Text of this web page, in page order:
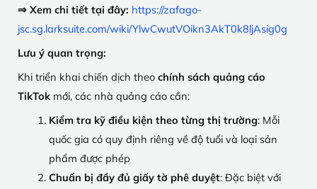
⇒ Xem chi tiết tại đây: https://zafago-
jsc.sg.larksuite.com/wiki/YlwCwutVOikn3AkT0k8ljAsig0g
Lưu ý quan trọng:
Khi triển khai chiến dịch theo chính sách quảng cáo
TikTok mới, các nhà quảng cáo cần:
Kiểm tra kỹ điều kiện theo từng thị trường: Mỗi
quốc gia có quy định riêng về độ tuổi và loại sản
phẩm được phép
Chuẩn bị đầy đủ giấy tờ phê duyệt: Đặc biệt với